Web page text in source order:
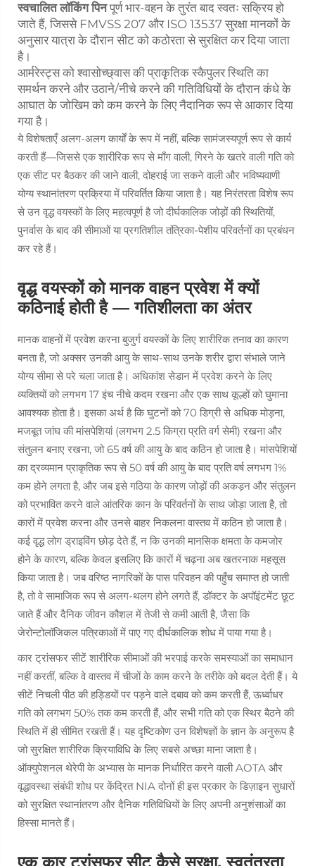
स्वचालित लॉकिंग पिनपूर्ण भार-वहन के तुरंत बाद स्वतः सक्रिय हो
जाते हैं, जिससे FMVSS 207 और ISO 13537 सुरक्षा मानकों के
अनुसार यात्रा के दौरान सीट को कठोरता से सुरक्षित कर दिया जाता
है।
आर्मरेस्ट्स को श्वासोच्छ्वास की प्राकृतिक स्कैपुलर स्थिति का
समर्थन करने और उठाने/नीचे करने की गतिविधियों के दौरान कंधे के
आघात के जोखिम को कम करने के लिए नैदानिक रूप से आकार दिया
गया है।
ये विशेषताएँ अलग-अलग कार्यों के रूप में नहीं, बल्कि सामंजस्यपूर्ण रूप से कार्य
करती हैं—जिससे एक शारीरिक रूप से माँग वाली, गिरने के खतरे वाली गति को
एक सीट पर बैठकर की जाने वाली, दोहराई जा सकने वाली और भविष्यवाणी
योग्य स्थानांतरण प्रक्रिया में परिवर्तित किया जाता है। यह निरंतरता विशेष रूप
से उन वृद्ध वयस्कों के लिए महत्वपूर्ण है जो दीर्घकालिक जोड़ों की स्थितियों,
पुनर्वास के बाद की सीमाओं या प्रगतिशील तंत्रिका-पेशीय परिवर्तनों का प्रबंधन
कर रहे हैं।
वृद्ध वयस्कों को मानक वाहन प्रवेश में क्यों
कठिनाई होती है — गतिशीलता का अंतर
मानक वाहनों में प्रवेश करना बुजुर्ग वयस्कों के लिए शारीरिक तनाव का कारण
बनता है, जो अक्सर उनकी आयु के साथ-साथ उनके शरीर द्वारा संभाले जाने
योग्य सीमा से परे चला जाता है। अधिकांश सेडान में प्रवेश करने के लिए
व्यक्तियों को लगभग 17 इंच नीचे कदम रखना और एक साथ कूल्हों को घुमाना
आवश्यक होता है। इसका अर्थ है कि घुटनों को 70 डिग्री से अधिक मोड़ना,
मजबूत जांघ की मांसपेशियां (लगभग 2.5 किग्रा प्रति वर्ग सेमी) रखना और
संतुलन बनाए रखना, जो 65 वर्ष की आयु के बाद कठिन हो जाता है। मांसपेशियों
का द्रव्यमान प्राकृतिक रूप से 50 वर्ष की आयु के बाद प्रति वर्ष लगभग 1%
कम होने लगता है, और जब इसे गठिया के कारण जोड़ों की अकड़न और संतुलन
को प्रभावित करने वाले आंतरिक कान के परिवर्तनों के साथ जोड़ा जाता है, तो
कारों में प्रवेश करना और उनसे बाहर निकलना वास्तव में कठिन हो जाता है।
कई वृद्ध लोग ड्राइविंग छोड़ देते हैं, न कि उनकी मानसिक क्षमता के कमजोर
होने के कारण, बल्कि केवल इसलिए कि कारों में चढ़ना अब खतरनाक महसूस
किया जाता है। जब वरिष्ठ नागरिकों के पास परिवहन की पहुँच समाप्त हो जाती
है, तो वे सामाजिक रूप से अलग-थलग होने लगते हैं, डॉक्टर के अपॉइंटमेंट छूट
जाते हैं और दैनिक जीवन कौशल में तेजी से कमी आती है, जैसा कि
जेरोन्टोलॉजिकल पत्रिकाओं में पाए गए दीर्घकालिक शोध में पाया गया है।
कार ट्रांसफर सीटें शारीरिक सीमाओं की भरपाई करके समस्याओं का समाधान
नहीं करतीं, बल्कि वे वास्तव में चीजों के काम करने के तरीके को बदल देती हैं। ये
सीटें निचली पीठ की हड्डियों पर पड़ने वाले दबाव को कम करती हैं, ऊर्ध्वाधर
गति को लगभग 50% तक कम करती हैं, और सभी गति को एक स्थिर बैठने की
स्थिति में ही सीमित रखती हैं। यह दृष्टिकोण उन विशेषज्ञों के ज्ञान के अनुरूप है
जो सुरक्षित शारीरिक क्रियाविधि के लिए सबसे अच्छा माना जाता है।
ऑक्युपेशनल थेरेपी के अभ्यास के मानक निर्धारित करने वाली AOTA और
वृद्धावस्था संबंधी शोध पर केंद्रित NIA दोनों ही इस प्रकार के डिज़ाइन सुधारों
को सुरक्षित स्थानांतरण और दैनिक गतिविधियों के लिए अपनी अनुशंसाओं का
हिस्सा मानते हैं।